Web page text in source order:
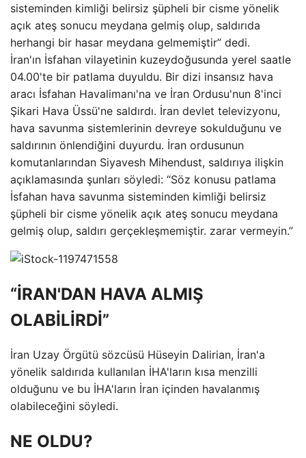
sisteminden kimliği belirsiz şüpheli bir cisme yönelik
açık ateş sonucu meydana gelmiş olup, saldırıda
herhangi bir hasar meydana gelmemiştir” dedi.
İran'ın İsfahan vilayetinin kuzeydoğusunda yerel saatle
04.00'te bir patlama duyuldu. Bir dizi insansız hava
aracı İsfahan Havalimanı'na ve İran Ordusu'nun 8'inci
Şikari Hava Üssü'ne saldırdı. İran devlet televizyonu,
hava savunma sistemlerinin devreye sokulduğunu ve
saldırının önlendiğini duyurdu. İran ordusunun
komutanlarından Siyavesh Mihendust, saldırıya ilişkin
açıklamasında şunları söyledi: “Söz konusu patlama
İsfahan hava savunma sisteminden kimliği belirsiz
şüpheli bir cisme yönelik açık ateş sonucu meydana
gelmiş olup, saldırı gerçekleşmemiştir. zarar vermeyin.”
“İRAN'DAN HAVA ALMIŞ
OLABİLİRDİ”
İran Uzay Örgütü sözcüsü Hüseyin Dalirian, İran'a
yönelik saldırıda kullanılan İHA'ların kısa menzilli
olduğunu ve bu İHA'ların İran içinden havalanmış
olabileceğini söyledi.
NE OLDU?